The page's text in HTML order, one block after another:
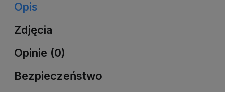
Opis
Zdjęcia
Opinie (0)
Bezpieczeństwo